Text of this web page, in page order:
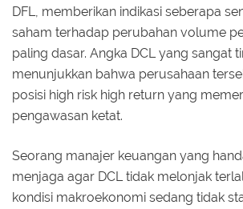
DFL, memberikan indikasi seberapa
saham terhadap perubahan volume
paling dasar. Angka DCL yang sangat
menunjukkan bahwa perusahaan
posisi high risk high return yang
pengawasan ketat.
Seorang manajer keuangan yang
menjaga agar DCL tidak melonjak
kondisi makroekonomi sedang tidak